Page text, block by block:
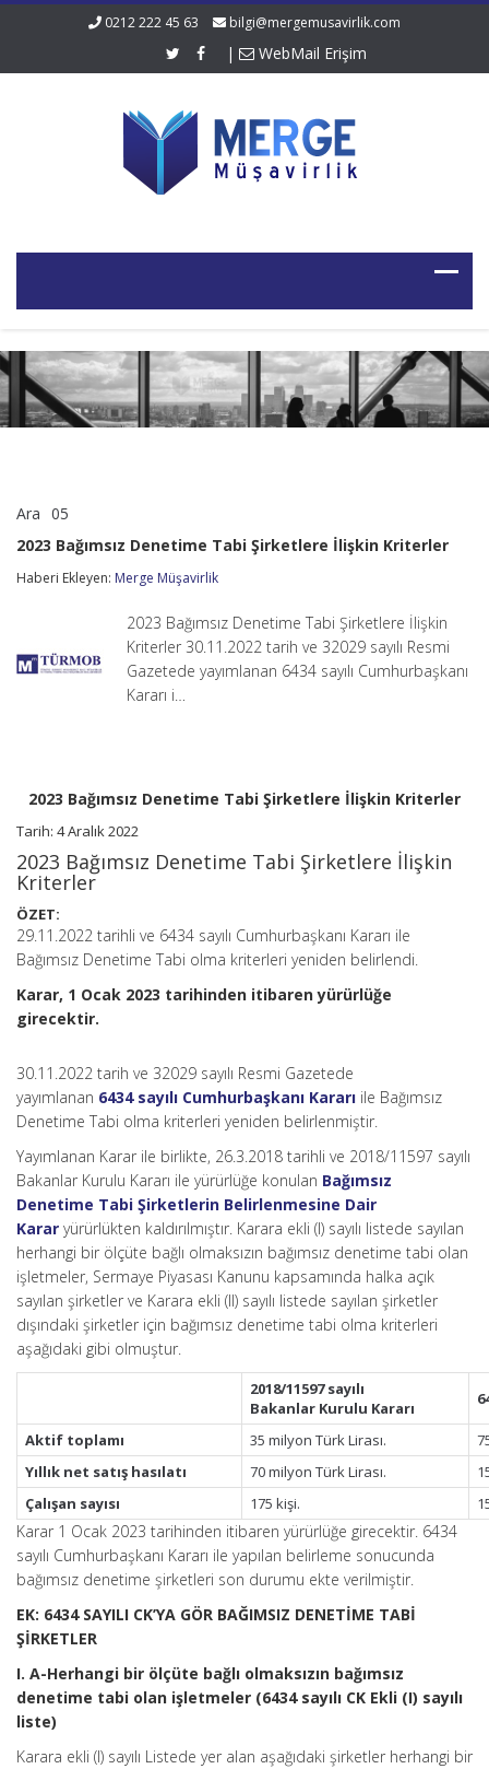
0212 222 45 63 bilgi@mergemusavirlik.com
| WebMail Erişim
Ara 05
Denetime
Tabi
Şirketlere
Kriterler
2023 Bağımsız Denetime Tabi Şirketlere İlişkin Kriterler
Haberi Ekleyen: Merge Müşavirlik
2023 Bağımsız Denetime Tabi Şirketlere İlişkin
Kriterler 30.11.2022 tarih ve 32029 sayılı Resmi
Gazetede yayımlanan 6434 sayılı Cumhurbaşkanı
Kararı i…
2023 Bağımsız Denetime Tabi Şirketlere İlişkin Kriterler
Tarih: 4 Aralık 2022
2023 Bağımsız Denetime Tabi Şirketlere İlişkin
Kriterler
ÖZET:
29.11.2022 tarihli ve 6434 sayılı Cumhurbaşkanı Kararı ile
Bağımsız Denetime Tabi olma kriterleri yeniden belirlendi.
Karar, 1 Ocak 2023 tarihinden itibaren yürürlüğe
girecektir.
30.11.2022 tarih ve 32029 sayılı Resmi Gazetede
yayımlanan 6434 sayılı Cumhurbaşkanı Kararı ile Bağımsız
Denetime Tabi olma kriterleri yeniden belirlenmiştir.
Yayımlanan Karar ile birlikte, 26.3.2018 tarihli ve 2018/11597 sayılı
Bakanlar Kurulu Kararı ile yürürlüğe konulan Bağımsız
Denetime Tabi Şirketlerin Belirlenmesine Dair
Karar yürürlükten kaldırılmıştır. Karara ekli (I) sayılı listede sayılan
herhangi bir ölçüte bağlı olmaksızın bağımsız denetime tabi olan
işletmeler, Sermaye Piyasası Kanunu kapsamında halka açık
sayılan şirketler ve Karara ekli (II) sayılı listede sayılan şirketler
dışındaki şirketler için bağımsız denetime tabi olma kriterleri
aşağıdaki gibi olmuştur.
2018/11597 sayılı
Bakanlar Kurulu Kararı
Aktif toplamı 35 milyon Türk Lirası.
Yıllık net satış hasılatı
70 milyon Türk Lirası.
Çalışan sayısı
175 kişi.
Karar 1 Ocak 2023 tarihinden itibaren yürürlüğe girecektir. 6434
sayılı Cumhurbaşkanı Kararı ile yapılan belirleme sonucunda
bağımsız denetime şirketleri son durumu ekte verilmiştir.
EK: 6434 SAYILI CK’YA GÖR BAĞIMSIZ DENETİME TABİ
ŞİRKETLER
I. A-Herhangi bir ölçüte bağlı olmaksızın bağımsız
denetime tabi olan işletmeler (6434 sayılı CK Ekli (I) sayılı
liste)
Karara ekli (I) sayılı Listede yer alan aşağıdaki şirketler herhangi bir